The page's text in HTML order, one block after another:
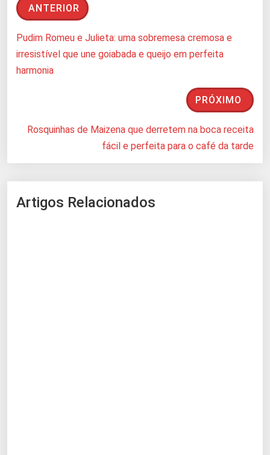
ANTERIOR
Pudim Romeu e Julieta: uma sobremesa cremosa e
irresistível que une goiabada e queijo em perfeita
harmonia
PRÓXIMO
Rosquinhas de Maizena que derretem na boca receita
fácil e perfeita para o café da tarde
Artigos Relacionados